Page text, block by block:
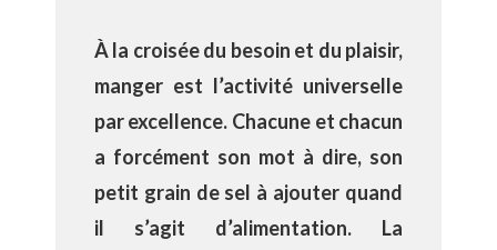
À la croisée du besoin et du plaisir,
manger est l’activité universelle
par excellence. Chacune et chacun
a forcément son mot à dire, son
petit grain de sel à ajouter quand
il s’agit d’alimentation. La